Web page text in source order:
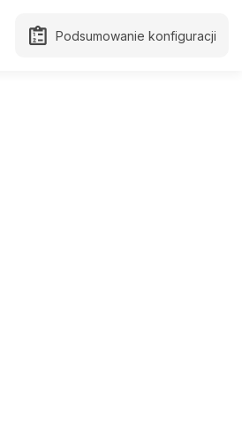
Podsumowanie konfiguracji